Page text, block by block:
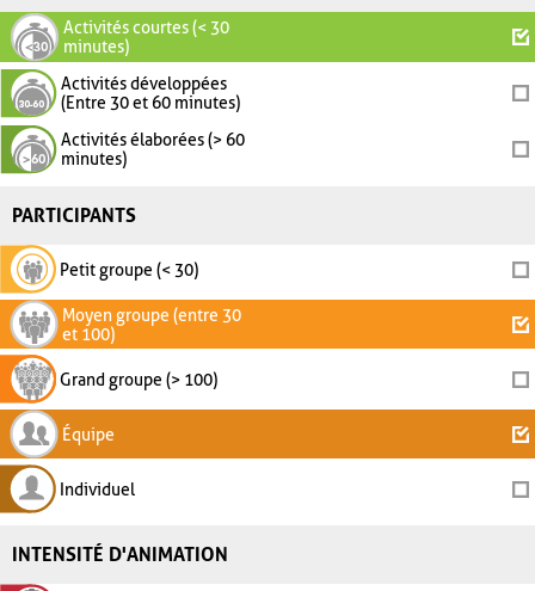
Activités courtes (< 30
minutes)
Activités développées
(Entre 30 et 60 minutes)
Activités élaborées (> 60
minutes)
PARTICIPANTS
Petit groupe (< 30)
Moyen groupe (entre 30
et 100)
Grand groupe (> 100)
Équipe
Individuel
INTENSITÉ D'ANIMATION